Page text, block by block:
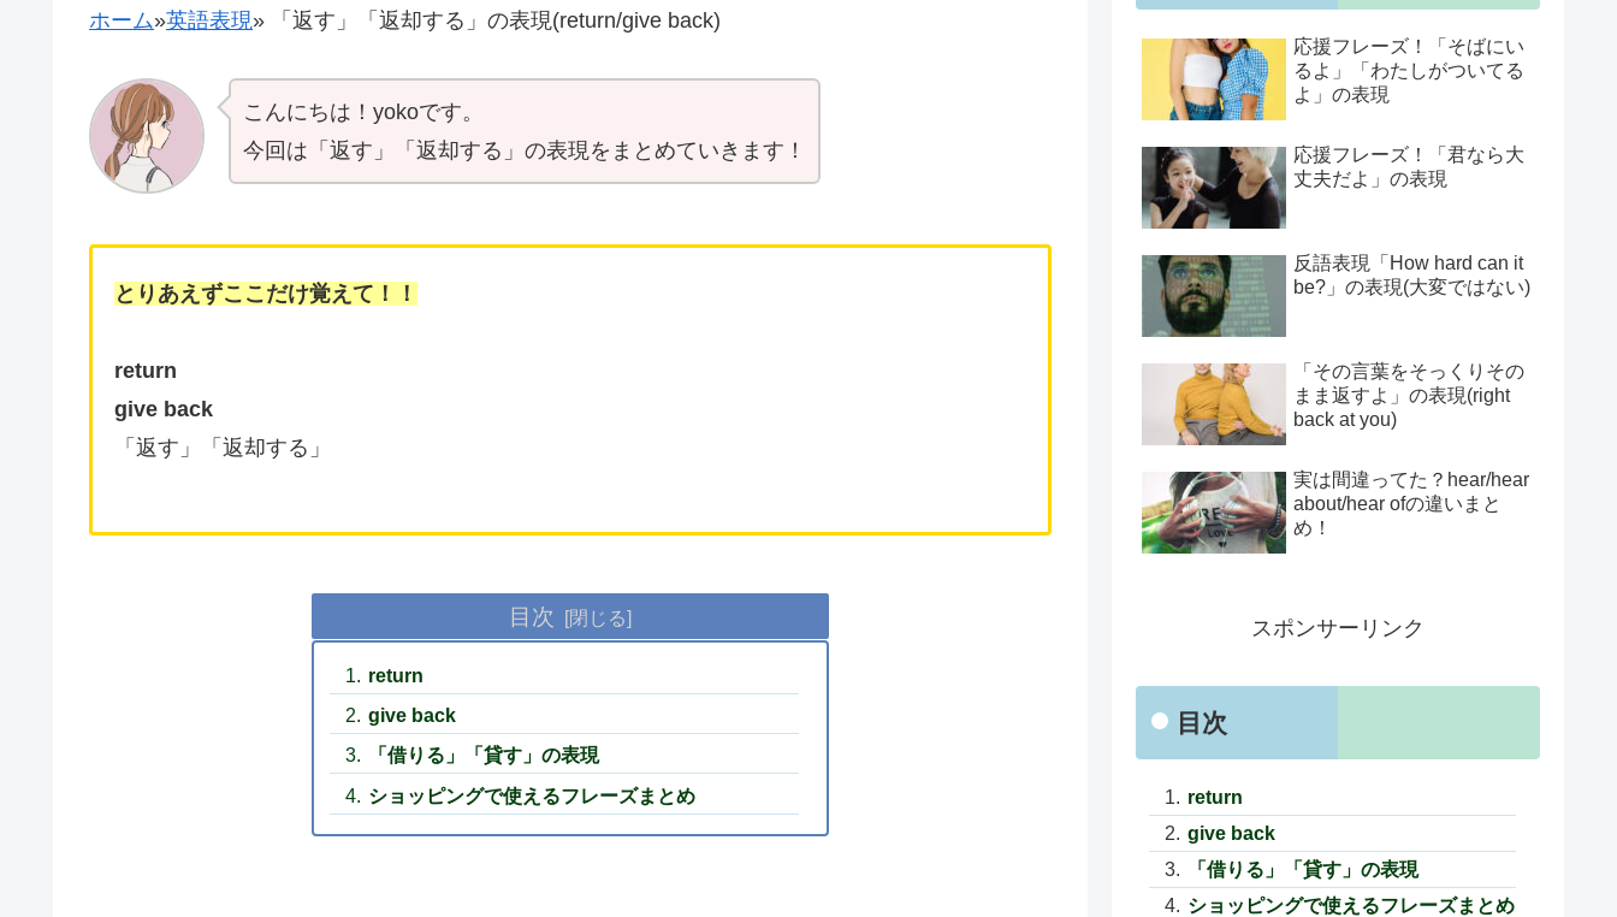
ホーム»英語表現» 「返す」「返却する」の表現(return/give back)
こんにちは！yokoです。
今回は「返す」「返却する」の表現をまとめていきます！
とりあえずここだけ覚えて！！
return
give back
「返す」「返却する」
目次
return
give back
「借りる」「貸す」の表現
ショッピングで使えるフレーズまとめ
応援フレーズ！「そばにい
るよ」「わたしがついてる
よ」の表現
応援フレーズ！「君なら大
丈夫だよ」の表現
反語表現「How hard can it
be?」の表現(大変ではない)
「その言葉をそっくりその
まま返すよ」の表現(right
back at you)
実は間違ってた？hear/hear
about/hear ofの違いまと
め！
スポンサーリンク
目次
return
give back
「借りる」「貸す」の表現
ショッピングで使えるフレーズまとめ